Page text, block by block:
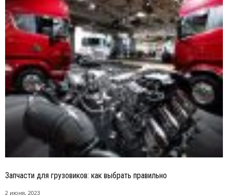
Запчасти для грузовиков: как выбрать правильно
2 июня, 2023